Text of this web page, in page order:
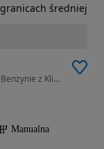
1398 cm3 • 100 KM • Zadbane Rodzinne Kombi w Benzynie z Klimatyzacją
Manualna
średniej